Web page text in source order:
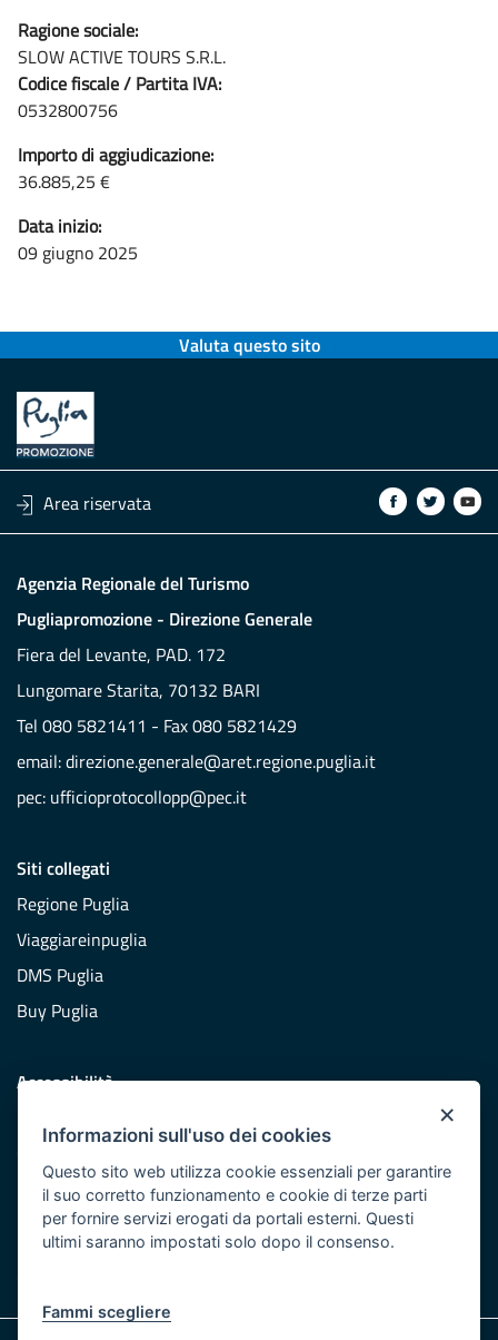
×
Informazioni sull'uso dei cookies
Questo sito web utilizza cookie essenziali per garantire
il suo corretto funzionamento e cookie di terze parti
per fornire servizi erogati da portali esterni. Questi
ultimi saranno impostati solo dopo il consenso.
Fammi scegliere
Ragione sociale:
SLOW ACTIVE TOURS S.R.L.
Codice fiscale / Partita IVA:
0532800756
Importo di aggiudicazione:
36.885,25 €
Data inizio:
09 giugno 2025
Valuta questo sito
Area riservata
Agenzia Regionale del Turismo
Pugliapromozione - Direzione Generale
Fiera del Levante, PAD. 172
Lungomare Starita, 70132 BARI
Tel 080 5821411 - Fax 080 5821429
email:direzione.generale@aret.regione.puglia.it
pec: ufficioprotocollopp@pec.it
Siti collegati
Regione Puglia
Viaggiareinpuglia
DMS Puglia
Buy Puglia
Accessibilità
Redazione
Responsabili pubblicazione